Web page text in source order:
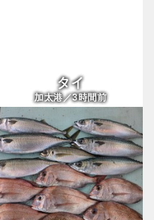
タイ
加太港／3時間前